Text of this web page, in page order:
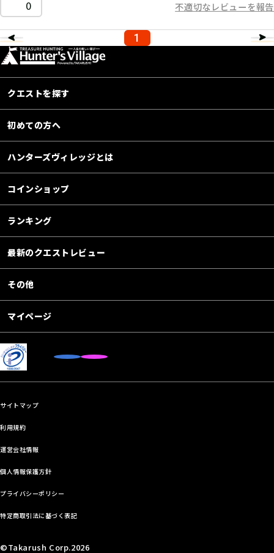
0 不適切なレビューを報告
1
クエストを探す
初めての方へ
ハンターズヴィレッジとは
コインショップ
ランキング
最新のクエストレビュー
その他
マイページ
サイトマップ
利用規約
運営会社情報
個人情報保護方針
プライバシーポリシー
特定商取引法に基づく表記
©Takarush Corp.2026